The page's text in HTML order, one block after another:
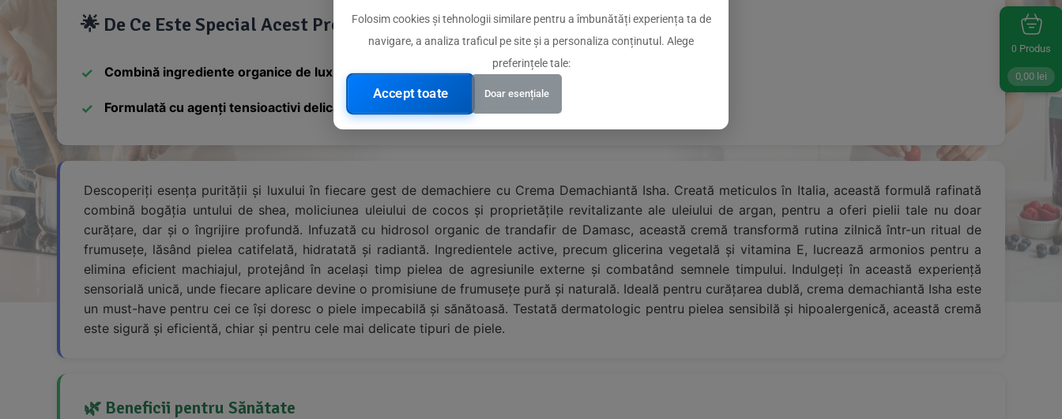
🌟 De Ce Este Special Acest Produs
Combină ingrediente organice de lux cum ar fi untul de shea, uleiul de cocos și argan
Formulată cu agenți tensioactivi delicati și hidrosol organic de trandafir de Damasc
Descoperiți esența purității și luxului în fiecare gest de demachiere cu Crema Demachiantă Isha. Creată meticulos în Italia, această formulă rafinată
combină bogăția untului de shea, moliciunea uleiului de cocos și proprietățile revitalizante ale uleiului de argan, pentru a oferi pielii tale nu doar
curățare, dar și o îngrijire profundă. Infuzată cu hidrosol organic de trandafir de Damasc, această cremă transformă rutina zilnică într-un ritual de
frumusețe, lăsând pielea catifelată, hidratată și radiantă. Ingredientele active, precum glicerina vegetală și vitamina E, lucrează armonios pentru a
elimina eficient machiajul, protejând în același timp pielea de agresiunile externe și combatând semnele timpului. Indulgeți în această experiență
sensorială unică, unde fiecare aplicare devine o promisiune de frumusețe pură și naturală. Ideală pentru curățarea dublă, crema demachiantă Isha este
un must-have pentru cei ce își doresc o piele impecabilă și sănătoasă. Testată dermatologic pentru pielea sensibilă și hipoalergenică, această cremă
este sigură și eficientă, chiar și pentru cele mai delicate tipuri de piele.
🌿 Beneficii pentru Sănătate
0 Produs
0,00 lei
Folosim cookies și tehnologii similare pentru a îmbunătăți experiența ta de
navigare, a analiza traficul pe site și a personaliza conținutul. Alege
preferințele tale:
Accept toate Doar esențiale